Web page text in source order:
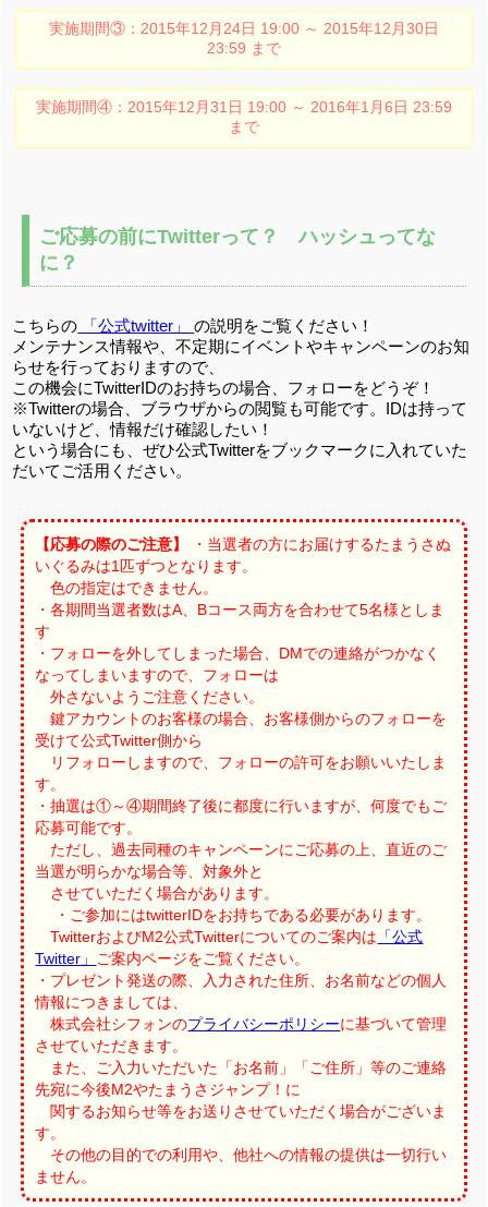
実施期間③：2015年12月24日 19:00 ～ 2015年12月30日
23:59 まで
実施期間④：2015年12月31日 19:00 ～ 2016年1月6日 23:59
まで
ご応募の前にTwitterって？ ハッシュってな
に？
こちらの 「公式twitter」の説明をご覧ください！
メンテナンス情報や、不定期にイベントやキャンペーンのお知
らせを行っておりますので、
この機会にTwitterIDのお持ちの場合、フォローをどうぞ！
※Twitterの場合、ブラウザからの閲覧も可能です。IDは持って
いないけど、情報だけ確認したい！
という場合にも、ぜひ公式Twitterをブックマークに入れていた
だいてご活用ください。
【応募の際のご注意】
・当選者の方にお届けするたまうさぬ
いぐるみは1匹ずつとなります。
色の指定はできません。
・各期間当選者数はA、Bコース両方を合わせて5名様としま
す
・フォローを外してしまった場合、DMでの連絡がつかなく
なってしまいますので、フォローは
外さないようご注意ください。
鍵アカウントのお客様の場合、お客様側からのフォローを
受けて公式Twitter側から
リフォローしますので、フォローの許可をお願いいたしま
す。
・抽選は①～④期間終了後に都度に行いますが、何度でもご
応募可能です。
ただし、過去同種のキャンペーンにご応募の上、直近のご
当選が明らかな場合等、対象外と
させていただく場合があります。
・ご参加にはtwitterIDをお持ちである必要があります。
TwitterおよびM2公式Twitterについてのご案内は 「公式
Twitter」 ご案内ページをご覧ください。
・プレゼント発送の際、入力された住所、お名前などの個人
情報につきましては、
株式会社シフォンのプライバシーポリシーに基づいて管理
させていただきます。
また、ご入力いただいた「お名前」「ご住所」等のご連絡
先宛に今後M2やたまうさジャンプ！に
関するお知らせ等をお送りさせていただく場合がございま
す。
その他の目的での利用や、他社への情報の提供は一切行い
ません。